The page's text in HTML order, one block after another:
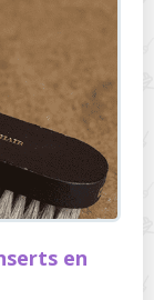
en